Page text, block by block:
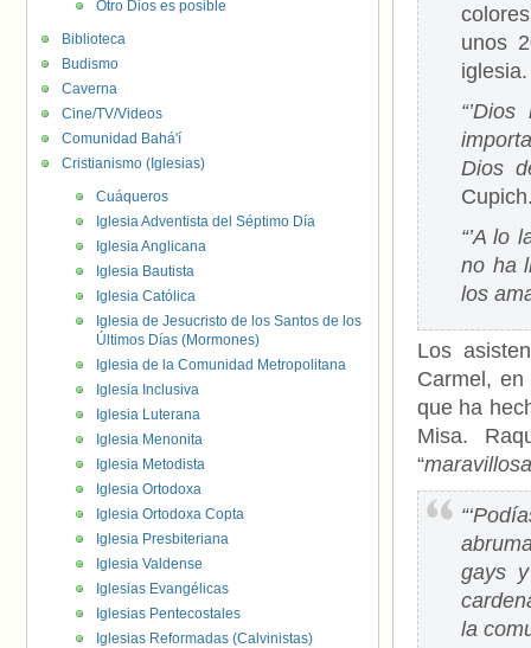
unos
Dios
“’A lo
no ha
los
Los
Carmel,
que ha
Misa.
“
gays
la
Otro Dios es posible
Biblioteca
Budismo
Caverna
Cine/TV/Videos
Comunidad Bahá'í
Cristianismo (Iglesias)
Cuáqueros
Iglesia Adventista del Séptimo Día
Iglesia Anglicana
Iglesia Bautista
Iglesia Católica
Iglesia de Jesucristo de los Santos de los
Últimos Días (Mormones)
Iglesia de la Comunidad Metropolitana
Iglesia Inclusiva
Iglesia Luterana
Iglesia Menonita
Iglesia Metodista
Iglesia Ortodoxa
Iglesia Ortodoxa Copta
Iglesia Presbiteriana
Iglesia Valdense
Iglesias Evangélicas
Iglesias Pentecostales
Iglesias Reformadas (Calvinistas)